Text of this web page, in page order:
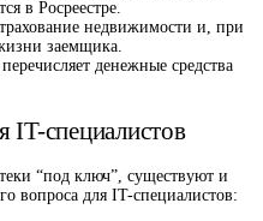
в Росреестре.
недвижимости и, при
заемщика.
денежные средства
IT-специалистов
“под ключ”, существуют и
вопроса для IT-специалистов: